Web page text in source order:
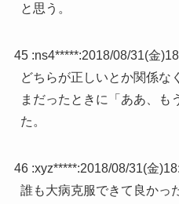
と思う。
45 :ns4*****:2018/08/31(金
どちらが正しいとか関係な
まだったときに「ああ、も
た。
46 :xyz*****:2018/08/31(金
誰も大病克服できて良かっ